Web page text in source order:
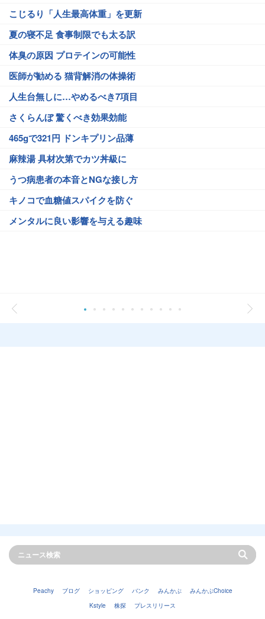
こじるり「人生最高体重」を更新
夏の寝不足 食事制限でも太る訳
体臭の原因 プロテインの可能性
医師が勧める 猫背解消の体操術
人生台無しに…やめるべき7項目
さくらんぼ 驚くべき効果効能
465gで321円 ドンキプリン品薄
麻辣湯 具材次第でカツ丼級に
うつ病患者の本音とNGな接し方
キノコで血糖値スパイクを防ぐ
メンタルに良い影響を与える趣味
Peachy ブログ ショッピング バンク みんかぶ
みんかぶChoice
Kstyle
株探 プレスリリース